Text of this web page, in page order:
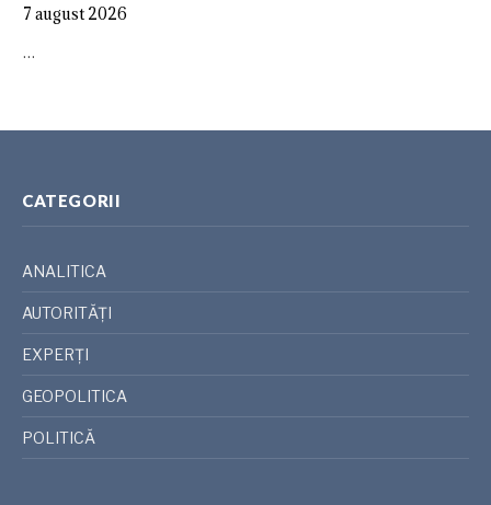
7 august 2026
…
CATEGORII
ANALITICA
AUTORITĂȚI
EXPERȚI
GEOPOLITICA
POLITICĂ